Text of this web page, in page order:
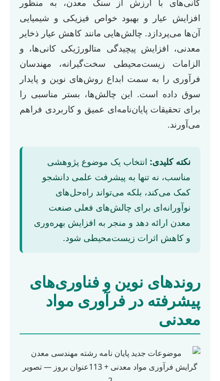
کانی‌های با ارزش از سنگ معدن، به منظور
افزایش عیار و بهبود خواص فیزیکی و شیمیایی
آن‌ها می‌پردازد. چالش‌هایی مانند کاهش عیار ذخایر
معدنی، افزایش پیچیدگی متالورژیکی کانی‌ها، و
الزامات زیست‌محیطی سخت‌گیرانه، مهندسان
فرآوری را به سمت ابداع روش‌های نوین و پایدار
سوق داده است. این چالش‌ها، بستر مناسبی را
برای تحقیقات پایان‌نامه‌ای عمیق و کاربردی فراهم
می‌آورند.
نکته کلیدی: انتخاب یک موضوع پژوهشی
مناسب، نه تنها به پیشرفت علمی دانشجو
کمک می‌کند، بلکه می‌تواند راه‌حل‌های
نوآورانه‌ای برای چالش‌های فعلی صنعت
معدن ارائه دهد و منجر به افزایش بهره‌وری
و کاهش اثرات زیست‌محیطی شود.
روندهای نوین و فناوری‌های
پیشرفته در فرآوری مواد
معدنی